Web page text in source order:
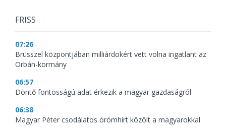
FRISS
07:26
Brüsszel központjában milliárdokért vett volna ingatlant az
Orbán-kormány
06:57
Döntő fontosságú adat érkezik a magyar gazdaságról
06:38
Magyar Péter csodálatos örömhírt közölt a magyarokkal